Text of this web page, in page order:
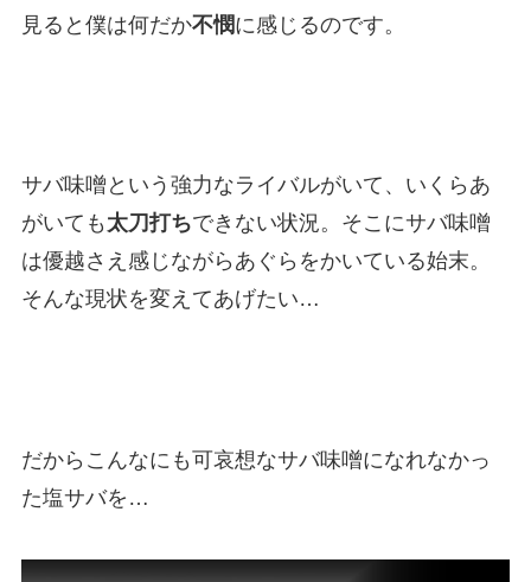
見ると僕は何だか不憫に感じるのです。
サバ味噌という強力なライバルがいて、いくらあ
がいても 太刀打ちできない状況。そこにサバ味噌
は優越さえ感じながらあぐらをかいている始末。
そんな現状を変えてあげたい…
だからこんなにも可哀想なサバ味噌になれなかっ
た塩サバを…